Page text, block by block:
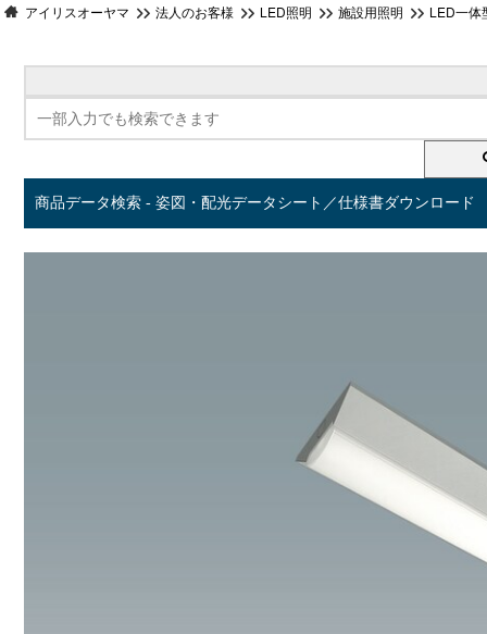
アイリスオーヤマ 法人のお客様 LED照明 施設用照明 LED一体
商品データ検索 - 姿図・配光データシート／仕様書ダウンロード